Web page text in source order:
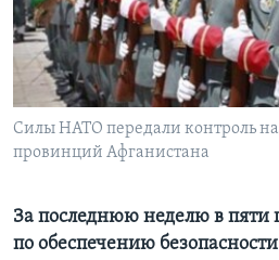
Learning English
СОЦИАЛЬНЫЕ СЕТИ
Силы НАТО передали контроль
провинций Афганистана
За последнюю неделю в
по обеспечению